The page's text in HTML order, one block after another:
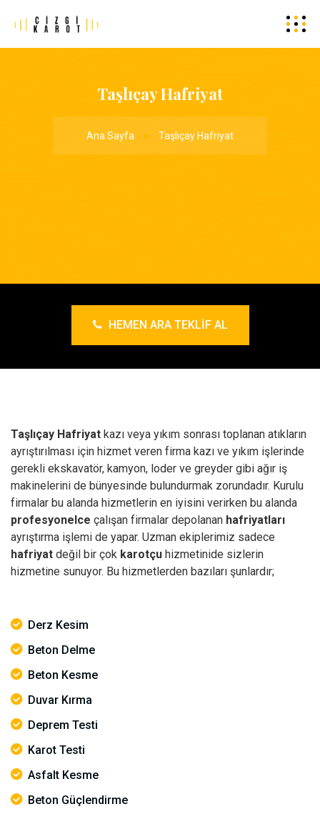
Taşlıçay Hafriyat
Ana Sayfa Taşlıçay Hafriyat
HEMEN ARA TEKLIF AL
Taşlıçay Hafriyat kazı veya yıkım sonrası toplanan atıkların
ayrıştırılması için hizmet veren firma kazı ve yıkım işlerinde
gerekli ekskavatör, kamyon, loder ve greyder gibi ağır iş
makinelerini de bünyesinde bulundurmak zorundadır. Kurulu
firmalar bu alanda hizmetlerin en iyisini verirken bu alanda
profesyonelce çalışan firmalar depolanan hafriyatları
ayrıştırma işlemi de yapar. Uzman ekiplerimiz sadece
hafriyat değil bir çok karotçu hizmetinide sizlerin
hizmetine sunuyor. Bu hizmetlerden bazıları şunlardır;
Derz Kesim
Beton Delme
Beton Kesme
Duvar Kırma
Deprem Testi
Karot Testi
Asfalt Kesme
Beton Güçlendirme